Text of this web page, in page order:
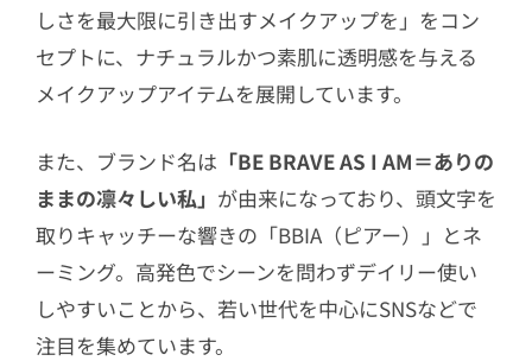
しさを最大限に引き出すメイクアップを」をコン
セプトに、ナチュラルかつ素肌に透明感を与える
メイクアップアイテムを展開しています。
また、ブランド名は 「BE BRAVE AS I AM＝ありの
ままの凛々しい私」 が由来になっており、頭文字を
取りキャッチーな響きの「BBIA（ピアー）」とネ
ーミング。高発色でシーンを問わずデイリー使い
しやすいことから、若い世代を中心にSNSなどで
注目を集めています。